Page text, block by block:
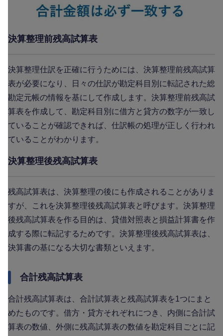
決算整理前残高試算表
決算整理仕訳を正確に行うためには、決算整理前残高試算
表が必要になり、日々の仕訳が勘定科目別に転記された総
勘定元帳の情報を基にして作成します。決算整理前残高試
算表を作成して、勘定科目別に借方と貸方の数字が一致し
ていることが確認できれば、仕訳帳の処理が正しく行われ
ていることがわかります。
決算整理後残高試算表
残高試算表は、決算整理の後にも作成されることがありま
すが、これを決算整理後残高試算表と呼びます。決算整理
後残高試算表を作る目的は、貸借対照表と損益計算書を作
成する際に転記するためです。決算整理後残高試算表は、
決算書の基になる大切な書類といえます。
合計残高試算表
合計残高試算表は、合計試算表と残高試算表を1つにまと
めたものです。借方・貸方それぞれにつき、内側に合計試
算表の数値、外側に残高試算表の数値を勘定科目ごとに記